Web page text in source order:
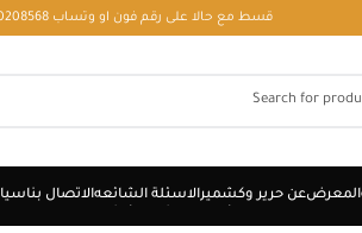
قسط مع حالا على رقم فون او وتساب 01050208568 - Installment with Hala on phone number or WhatsApp 01050208568